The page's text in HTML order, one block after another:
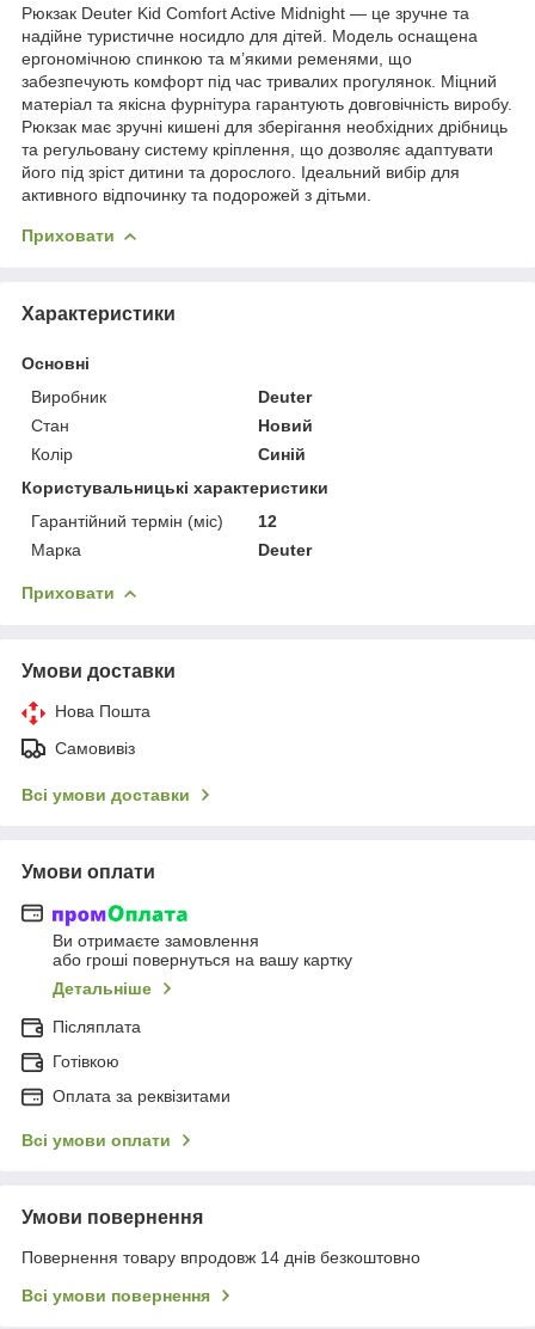
Рюкзак Deuter Kid Comfort Active Midnight — це зручне та
надійне туристичне носидло для дітей. Модель оснащена
ергономічною спинкою та м’якими ременями, що
забезпечують комфорт під час тривалих прогулянок. Міцний
матеріал та якісна фурнітура гарантують довговічність виробу.
Рюкзак має зручні кишені для зберігання необхідних дрібниць
та регульовану систему кріплення, що дозволяє адаптувати
його під зріст дитини та дорослого. Ідеальний вибір для
активного відпочинку та подорожей з дітьми.
Приховати
Характеристики
Основні
Виробник
Deuter
Стан
Новий
Колір
Синій
Користувальницькі характеристики
Гарантійний термін (міс)
12
Марка
Deuter
Приховати
Умови доставки
Нова Пошта
Самовивіз
Всі умови доставки
Умови оплати
Ви отримаєте замовлення
або гроші повернуться на вашу картку
Детальніше
Післяплата
Готівкою
Оплата за реквізитами
Всі умови оплати
Умови повернення
Повернення товару впродовж 14 днів безкоштовно
Всі умови повернення